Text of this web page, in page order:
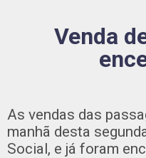
Venda
As vendas das
manhã desta
Social, e já foram